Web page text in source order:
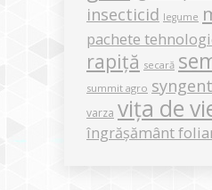
insecticid legume
pachete
rapiță secară
summit agro
varza vița de
îngrășământ